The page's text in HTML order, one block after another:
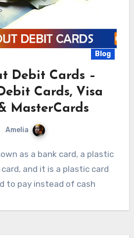
Blog
Debit Cards –
Cards, Visa
MasterCards
Amelia
and it is a plastic card
to pay instead of cash…